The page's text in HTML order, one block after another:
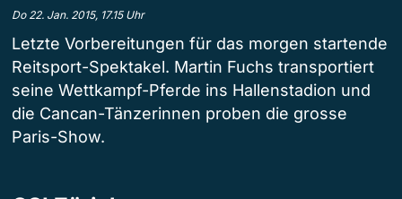
Do 22. Jan. 2015, 17.15 Uhr
Letzte Vorbereitungen für das morgen startende
Reitsport-Spektakel. Martin Fuchs transportiert
seine Wettkampf-Pferde ins Hallenstadion und
die Cancan-Tänzerinnen proben die grosse
Paris-Show.